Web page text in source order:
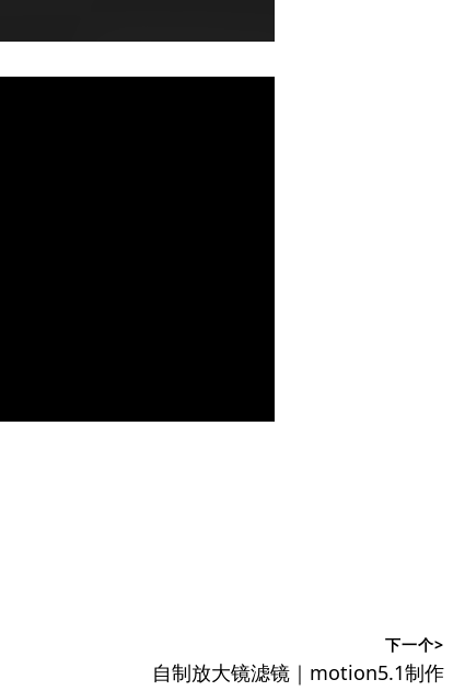
下一个>
下
自制放大镜滤镜｜motion5.1制作